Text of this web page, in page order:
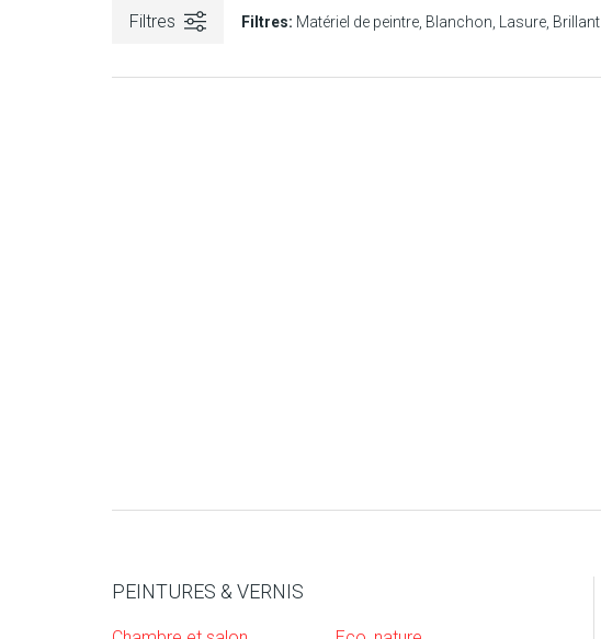
Filtres Filtres: Matériel de peintre Blanchon Lasure Brillant
PEINTURES & VERNIS